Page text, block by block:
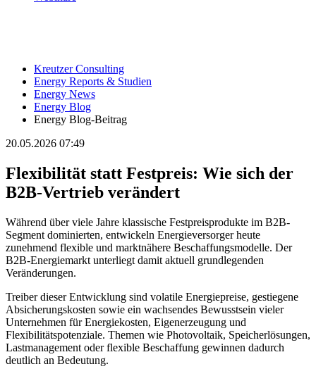
Kreutzer Consulting
Energy Reports & Studien
Energy News
Energy Blog
Energy Blog-Beitrag
20.05.2026 07:49
Flexibilität statt Festpreis: Wie sich der
B2B-Vertrieb verändert
Während über viele Jahre klassische Festpreisprodukte im B2B-
Segment dominierten, entwickeln Energieversorger heute
zunehmend flexible und marktnähere Beschaffungsmodelle. Der
B2B-Energiemarkt unterliegt damit aktuell grundlegenden
Veränderungen.
Treiber dieser Entwicklung sind volatile Energiepreise, gestiegene
Absicherungskosten sowie ein wachsendes Bewusstsein vieler
Unternehmen für Energiekosten, Eigenerzeugung und
Flexibilitätspotenziale. Themen wie Photovoltaik, Speicherlösungen,
Lastmanagement oder flexible Beschaffung gewinnen dadurch
deutlich an Bedeutung.